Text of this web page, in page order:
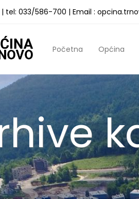
tel: 033/586-700 | Email :
Početna Općina